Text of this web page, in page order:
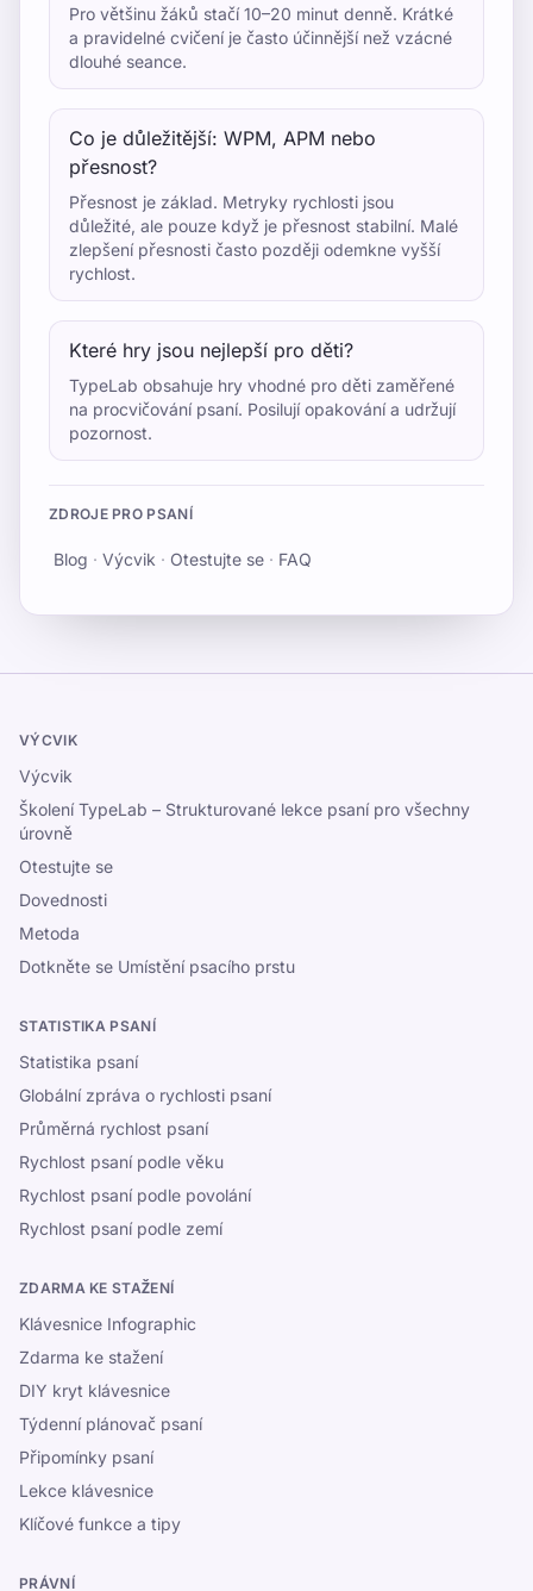
Pro většinu žáků stačí 10–20 minut denně. Krátké
a pravidelné cvičení je často účinnější než vzácné
dlouhé seance.
Co je důležitější: WPM, APM nebo
přesnost?
Přesnost je základ. Metryky rychlosti jsou
důležité, ale pouze když je přesnost stabilní. Malé
zlepšení přesnosti často později odemkne vyšší
rychlost.
Které hry jsou nejlepší pro děti?
TypeLab obsahuje hry vhodné pro děti zaměřené
na procvičování psaní. Posilují opakování a udržují
pozornost.
ZDROJE PRO PSANÍ
Blog · Výcvik · Otestujte se · FAQ
VÝCVIK
Výcvik
Školení TypeLab – Strukturované lekce psaní pro všechny
úrovně
Otestujte se
Dovednosti
Metoda
Dotkněte se Umístění psacího prstu
STATISTIKA PSANÍ
Statistika psaní
Globální zpráva o rychlosti psaní
Průměrná rychlost psaní
Rychlost psaní podle věku
Rychlost psaní podle povolání
Rychlost psaní podle zemí
ZDARMA KE STAŽENÍ
Klávesnice Infographic
Zdarma ke stažení
DIY kryt klávesnice
Týdenní plánovač psaní
Připomínky psaní
Lekce klávesnice
Klíčové funkce a tipy
PRÁVNÍ